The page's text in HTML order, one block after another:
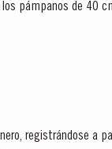
pámpanos de 40
registrándose a